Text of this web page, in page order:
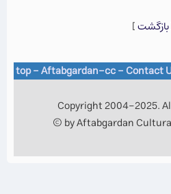
بازگشت]
top-Aftabgardan-cc-Contact
Copyright 2004-2025.
© by Aftabgardan